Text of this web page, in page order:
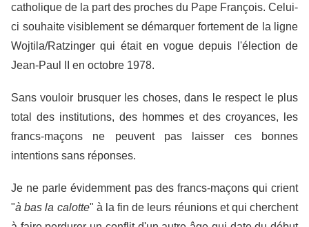
catholique de la part des proches du Pape François. Celui-
ci souhaite visiblement se démarquer fortement de la ligne
Wojtila/Ratzinger qui était en vogue depuis l'élection de
Jean-Paul II en octobre 1978.
Sans vouloir brusquer les choses, dans le respect le plus
total des institutions, des hommes et des croyances, les
francs-maçons ne peuvent pas laisser ces bonnes
intentions sans réponses.
Je ne parle évidemment pas des francs-maçons qui crient
"à bas la calotte" à la fin de leurs réunions et qui cherchent